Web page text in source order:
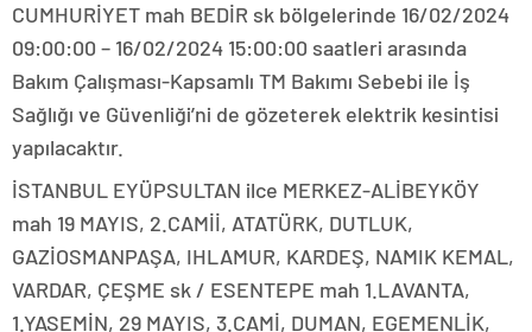
CUMHURİYET mah BEDİR sk bölgelerinde 16/02/2024
09:00:00 – 16/02/2024 15:00:00 saatleri arasında
Bakım Çalışması-Kapsamlı TM Bakımı Sebebi ile İş
Sağlığı ve Güvenliği’ni de gözeterek elektrik kesintisi
yapılacaktır.
İSTANBUL EYÜPSULTAN ilce MERKEZ-ALİBEYKÖY
mah 19 MAYIS, 2.CAMİİ, ATATÜRK, DUTLUK,
GAZİOSMANPAŞA, IHLAMUR, KARDEŞ, NAMIK KEMAL,
VARDAR, ÇEŞME sk / ESENTEPE mah 1.LAVANTA,
1.YASEMİN, 29 MAYIS, 3.CAMİ, DUMAN, EGEMENLİK,